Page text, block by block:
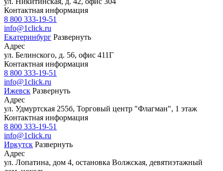
Контактная информация
8 800 333-19-51
info@1click.ru
Екатеринбург Развернуть
Адрес
ул. Белинского, д. 56, офис 411Г
Контактная информация
8 800 333-19-51
info@1click.ru
Ижевск Развернуть
Адрес
ул. Удмуртская 255б, Торговый центр "Флагман", 1 этаж
Контактная информация
8 800 333-19-51
info@1click.ru
Иркутск Развернуть
Адрес
ул. Лопатина, дом 4, остановка Волжская, девятиэтажный